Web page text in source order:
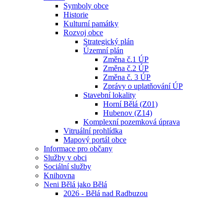
Symboly obce
Historie
Kulturní památky
Rozvoj obce
Strategický plán
Územní plán
Změna č.1 ÚP
Změna č.2 ÚP
Změna č. 3 ÚP
Zprávy o uplatňování ÚP
Stavební lokality
Horní Bělá (Z01)
Hubenov (Z14)
Komplexní pozemková úprava
Vitruální prohlídka
Mapový portál obce
Informace pro občany
Služby v obci
Sociální služby
Knihovna
Neni Bělá jako Bělá
2026 - Bělá nad Radbuzou